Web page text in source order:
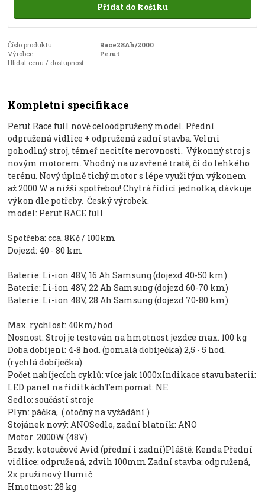
Přidat do košíku
Číslo produktu:
Race28Ah/2000
Výrobce:
Perut
Hlídat cenu / dostupnost
Kompletní specifikace
Perut Race full nově celoodpružený model. Přední
odpružená vidlice + odpružená zadní stavba. Velmi
pohodlný stroj, témeř necitíte nerovnosti. Výkonný stroj s
novým motorem. Vhodný na uzavřené tratě, či do lehkého
terénu. Nový úplně tichý motor s lépe využitým výkonem
až 2000 W a nižší spotřebou! Chytrá řídící jednotka, dávkuje
výkon dle potřeby. Český výrobek.
model: Perut RACE full
Spotřeba: cca. 8Kč / 100km
Dojezd: 40 - 80 km
Baterie: Li-ion 48V, 16 Ah Samsung (dojezd 40-50 km)
Baterie: Li-ion 48V, 22 Ah Samsung (dojezd 60-70 km)
Baterie: Li-ion 48V, 28 Ah Samsung (dojezd 70-80 km)
Max. rychlost: 40km/hod
Nosnost: Stroj je testován na hmotnost jezdce max. 100 kg
Doba dobíjení: 4-8 hod. (pomalá dobíječka) 2,5 - 5 hod.
(rychlá dobíječka)
Počet nabíjecích cyklů: více jak 1000xIndikace stavu baterii:
LED panel na řídítkáchTempomat: NE
Sedlo: součástí stroje
Plyn: páčka, ( otočný na vyžádání )
Stojánek nový: ANOSedlo, zadní blatník: ANO
Motor 2000W (48V)
Brzdy: kotoučové Avid (přední i zadní)Pláště: Kenda Přední
vidlice: odpružená, zdvih 100mm Zadní stavba: odpružená,
2x pružinový tlumič
Hmotnost: 28 kg